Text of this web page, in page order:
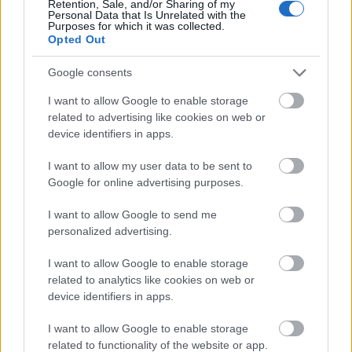
Retention, Sale, and/or Sharing of my
Personal Data that Is Unrelated with the
Purposes for which it was collected.
Opted Out
Google consents
I want to allow Google to enable storage
related to advertising like cookies on web or
device identifiers in apps.
I want to allow my user data to be sent to
Google for online advertising purposes.
I want to allow Google to send me
personalized advertising.
I want to allow Google to enable storage
related to analytics like cookies on web or
device identifiers in apps.
I want to allow Google to enable storage
related to functionality of the website or app.
szerkesztőség most nem ad tippeket senkinek.
Jens Lekman: An Argument With Myself
Kedvenc svéd trubadúrunk végre hallat magáról
négy évvel legutolsó albuma, a
Night Falls Over
Kortedalaután. A dal, amelyben saját magával
vitatkozik, a szeptember 20-án megjelenő, azonos
című EP-n lesz hallható, egyébként meg akár fel is
lemezére. A magyarországi rajongóknak pedig jó hír,
hogy Jens október 26-án a közelben, Bécsben lép fel.
The Demos: Nervous
Bár a New York állambeli Rochesterből származó
bemutatkozó albuma már nyár elején
megjelent, mégis vétek lenne figyelmen kívül hagyni,
hiszen van rajta jó pár power pop gyöngyszem, nem
csoda, hiszen az énekes Big Star-pólóban feszít a
Nervous
videójában, amiből kihallatszik a Strokes is,
ahogy Velvet Underground- és akár Wilco-hatásokat